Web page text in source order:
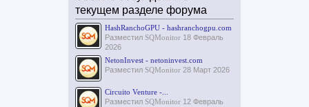
текущем разделе форума
HashRanchoGPU - hashranchogpu.com
Разместил SQMonitor 18 Февраль
2026
NetonInvest - netoninvest.com
Разместил SQMonitor 28 Март 2026
Circuito Venture -...
Разместил SQMonitor 12 Февраль